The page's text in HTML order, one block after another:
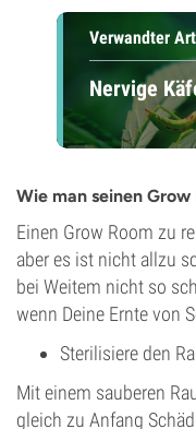
Verwandter
Nervige
Wie man seinen
Einen Grow Room zu
aber es ist nicht allzu
bei Weitem nicht so
wenn Deine Ernte von
Sterilisiere den
Mit einem sauberen
gleich zu Anfang